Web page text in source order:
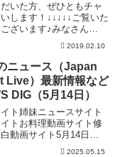
いた方、ぜひともチャ
します！↓↓↓↓↓ご覧いた
ざいます♪みなさん
だける動画”づくりをモッ
芸能ニュースや気になる
届けしていきます。動
...
2019.02.10
ニュース（Japan
Live）最新情報など
DIG（5月14日）
ト姉妹ニュースサイト
トお料理動画サイト修
動画サイト5月14日
TBS NEWS で放送さ
2025.05.15